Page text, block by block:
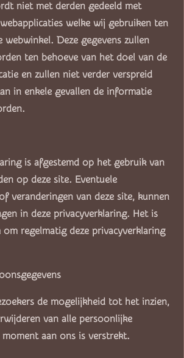
niet met derden gedeeld met
welke wij gebruiken ten
webwinkel. Deze gegevens zullen
ten behoeve van het doel van de
en zullen niet verder verspreid
in enkele gevallen de informatie
is afgestemd op het gebruik van
op deze site. Eventuele
veranderingen van deze site, kunnen
in deze privacyverklaring. Het is
om regelmatig deze privacyverklaring
de mogelijkheid tot het inzien,
van alle persoonlijke
aan ons is verstrekt.